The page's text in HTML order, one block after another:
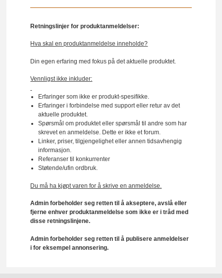
Retningslinjer for produktanmeldelser:
Hva skal en produktanmeldelse inneholde?
Din egen erfaring med fokus på det aktuelle produktet.
Vennligst ikke inkluder:
Erfaringer som ikke er produkt-spesifikke.
Erfaringer i forbindelse med support eller retur av det
aktuelle produktet.
Spørsmål om produktet eller spørsmål til andre som har
skrevet en anmeldelse. Dette er ikke et forum.
Linker, priser, tilgjengelighet eller annen tidsavhengig
informasjon.
Referanser til konkurrenter
Støtende/ufin ordbruk.
Du må ha kjøpt varen for å skrive en anmeldelse.
Admin forbeholder seg retten til å akseptere, avslå eller
fjerne enhver produktanmeldelse som ikke er i tråd med
disse retningslinjene.
Admin forbeholder seg retten til å publisere anmeldelser
i for eksempel annonsering.